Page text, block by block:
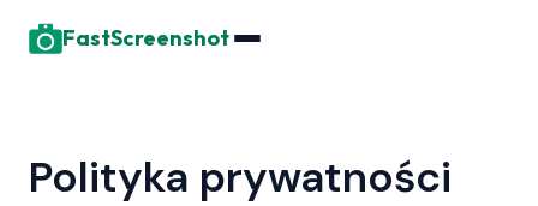
FastScreenshot
Polityka prywatności